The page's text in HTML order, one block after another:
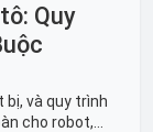
Quy
bị, và quy trình
cho robot,